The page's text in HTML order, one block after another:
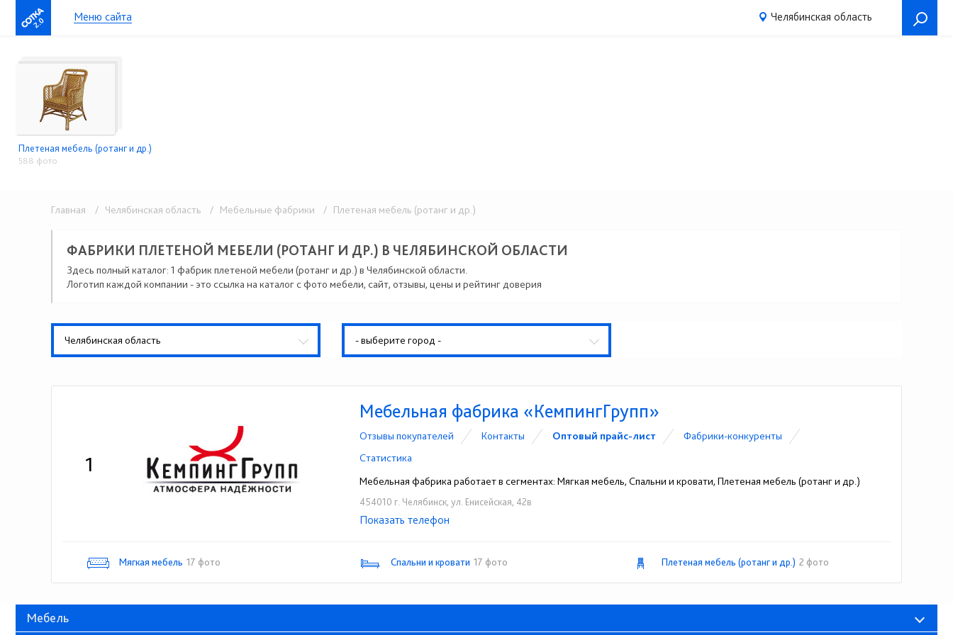
2.0 Меню сайта Челябинская область
Плетеная мебель (ротанг и др.)
588 фото
Главная / Челябинская область / Мебельные фабрики / Плетеная мебель (ротанг и др.)
ФАБРИКИ ПЛЕТЕНОЙ МЕБЕЛИ (РОТАНГ И ДР.) В ЧЕЛЯБИНСКОЙ ОБЛАСТИ
Здесь полный каталог: 1 фабрик плетеной мебели (ротанг и др.) в Челябинской области.
Логотип каждой компании - это ссылка на каталог с фото мебели, сайт, отзывы, цены и рейтинг доверия
Челябинская область - выберите город -
1
Мебельная фабрика «КемпингГрупп»
Отзывы покупателей Контакты Оптовый прайс-лист
Фабрики-конкуренты
Статистика
Мебельная фабрика работает в сегментах: Мягкая мебель, Спальни и кровати, Плетеная мебель (ротанг и др.)
454010 г. Челябинск, ул. Енисейская, 42в
☎+7 (919) 303-78-78
Показать телефон
Мягкая мебель 17 фото Спальни и кровати 17 фото Плетеная мебель (ротанг и др.) 2 фото
Мебель